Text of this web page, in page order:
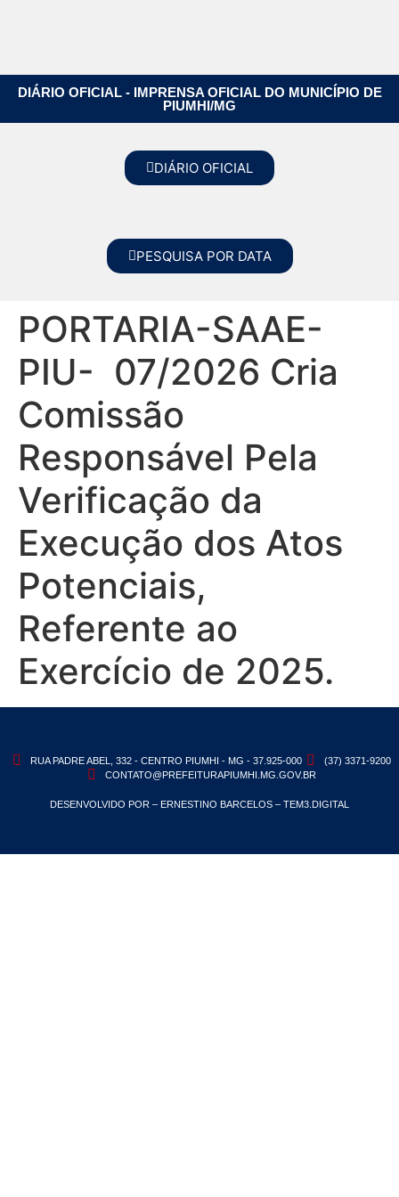
DIÁRIO OFICIAL - IMPRENSA OFICIAL DO MUNICÍPIO DE
PIUMHI/MG
DIÁRIO OFICIAL
PESQUISA POR DATA
PORTARIA-SAAE-
PIU- 07/2026 Cria
Comissão
Responsável Pela
Verificação da
Execução dos Atos
Potenciais,
Referente ao
Exercício de 2025.
RUA PADRE ABEL, 332 - CENTRO PIUMHI - MG - 37.925-000
(37) 3371-9200
CONTATO@PREFEITURAPIUMHI.MG.GOV.BR
DESENVOLVIDO POR – ERNESTINO BARCELOS – TEM3.DIGITAL